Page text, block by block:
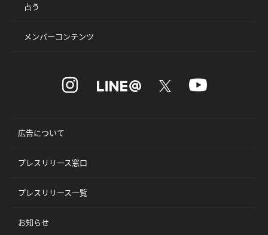
占う
メンバーコンテンツ
広告について
プレスリリース窓口
プレスリリース一覧
お知らせ